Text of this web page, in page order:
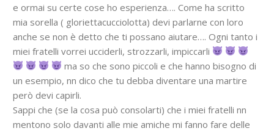
e ormai su certe cose ho esperienza…. Come ha scritto
mia sorella ( gloriettacucciolotta) devi parlarne con loro
anche se non è detto che ti possano aiutare…. Ogni tanto i
miei fratelli vorrei ucciderli, strozzarli, impiccarli
ma so che sono piccoli e che hanno bisogno di
un esempio, nn dico che tu debba diventare una martire
però devi capirli.
Sappi che (se la cosa può consolarti) che i miei fratelli nn
mentono solo davanti alle mie amiche mi fanno fare delle